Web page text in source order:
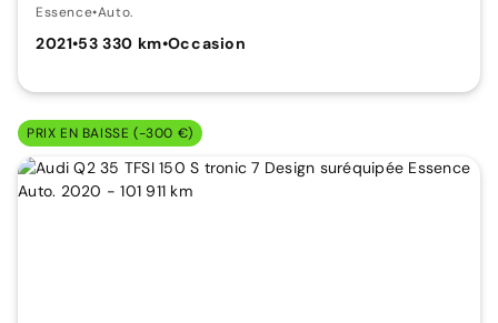
Essence•Auto.
2021•53 330 km•Occasion
PRIX EN BAISSE (-300 €)